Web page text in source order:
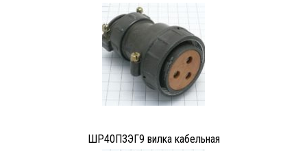
ШР40П3ЭГ9 вилка кабельная